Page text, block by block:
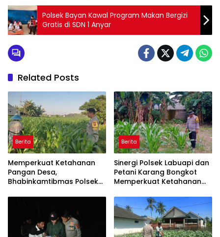
Polsek Bayan Kawal Program Makan Bergizi
Gratis di SDN 1 Anyar
Related Posts
Berita
Memperkuat Ketahanan
Pangan Desa,
Bhabinkamtibmas Polsek
Kuranji Dalang
Berita
Sinergi Polsek Labuapi dan
Petani Karang Bongkot
Memperkuat Ketahanan